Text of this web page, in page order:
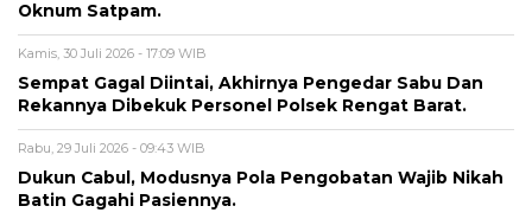
Oknum Satpam.
Kamis, 30 Juli 2026 - 17:09 WIB
Sempat Gagal Diintai, Akhirnya Pengedar Sabu Dan
Rekannya Dibekuk Personel Polsek Rengat Barat.
Rabu, 29 Juli 2026 - 09:43 WIB
Dukun Cabul, Modusnya Pola Pengobatan Wajib Nikah
Batin Gagahi Pasiennya.